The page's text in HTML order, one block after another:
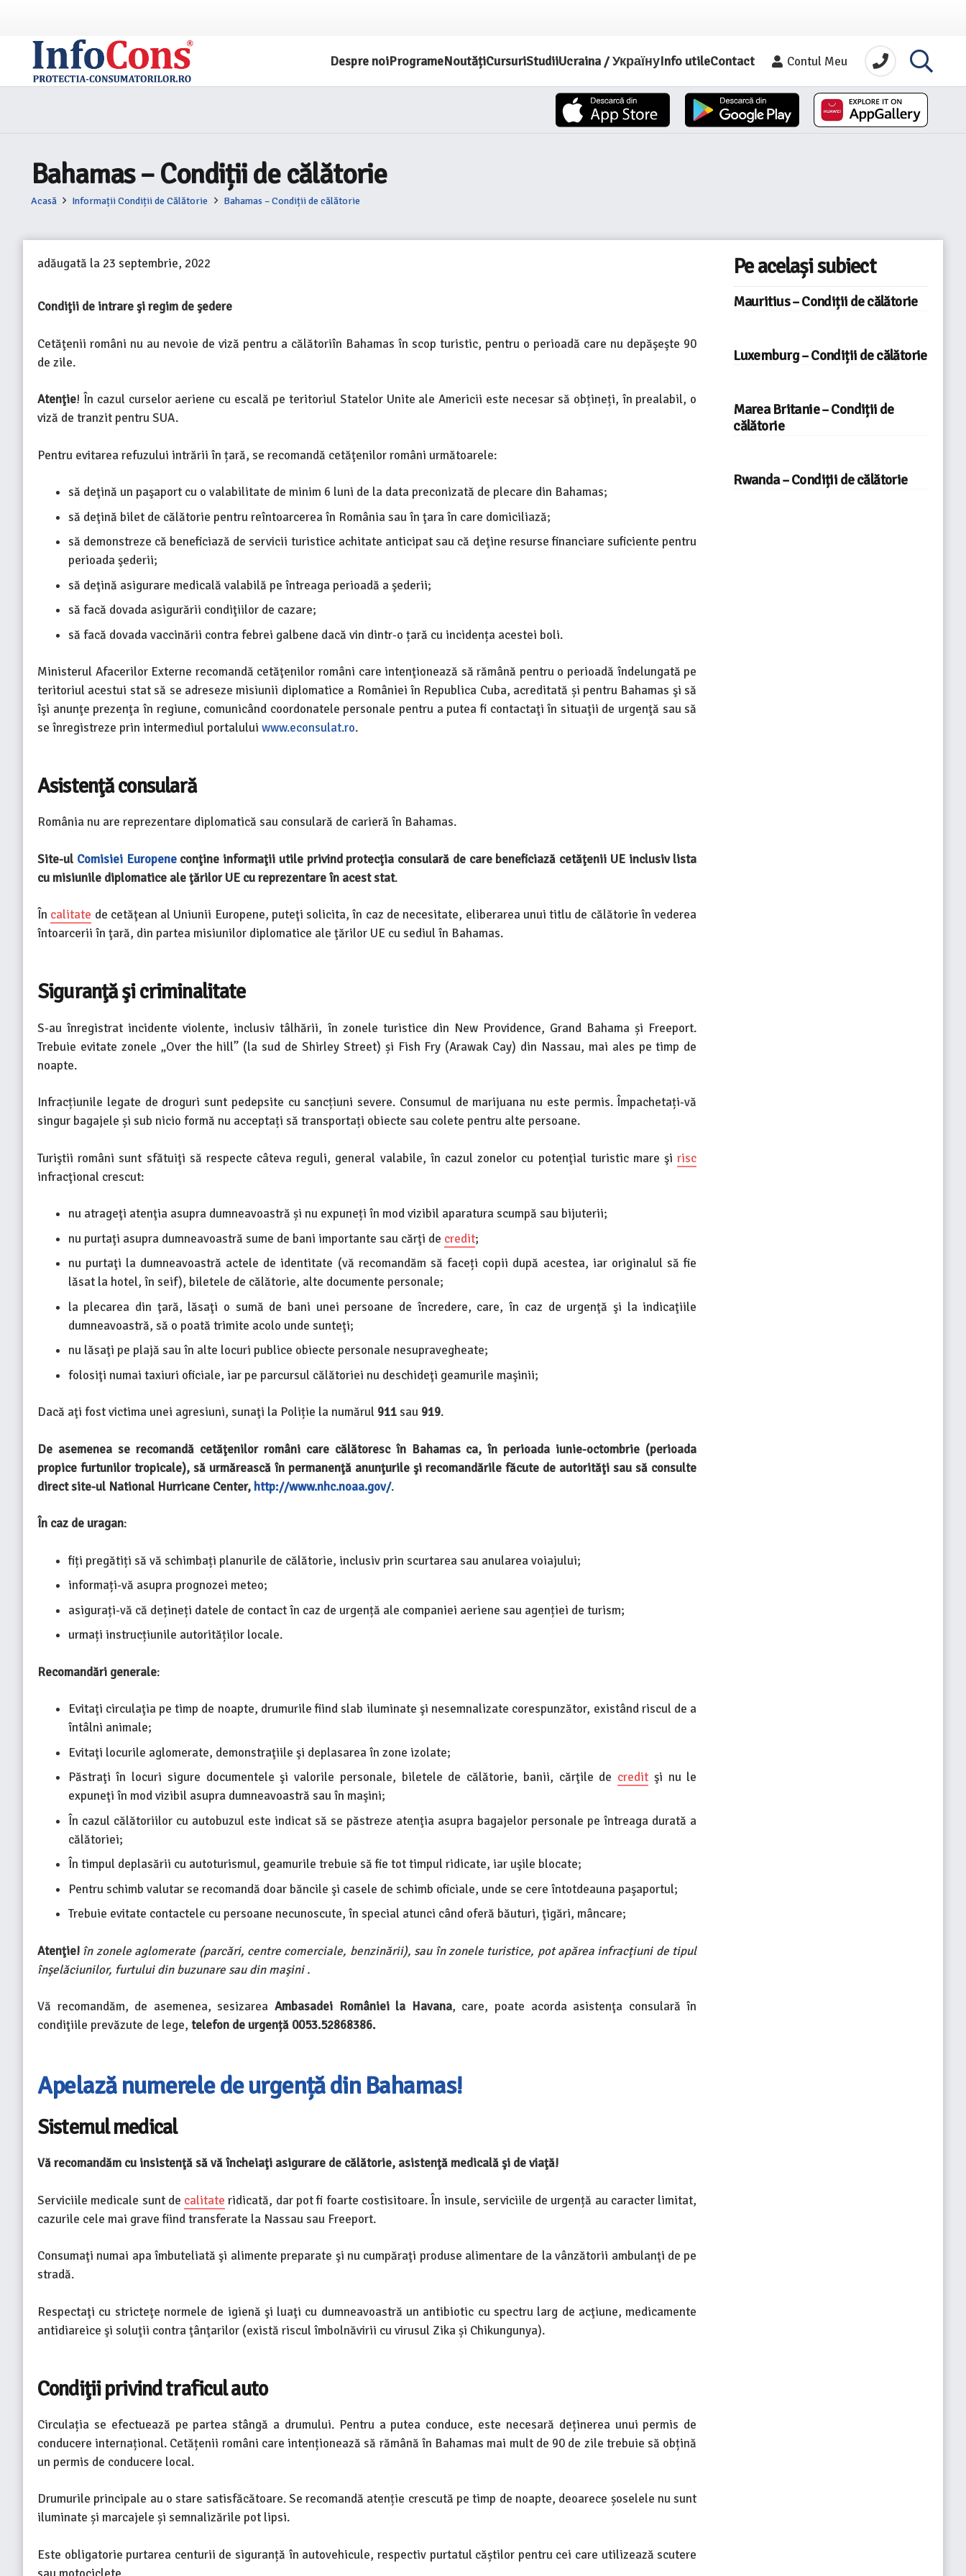
Despre noiProgrameNoutățiCursuriStudiiUcraina / УкраїнуInfo utileContact Contul Meu
Bahamas – Condiții de călătorie
Acasă Informații Condiții de Călătorie Bahamas – Condiții de călătorie
adăugată la 23 septembrie, 2022
Condiţii de intrare şi regim de şedere
Cetăţenii români nu au nevoie de viză pentru a călătoriîn Bahamas în scop turistic, pentru o perioadă care nu depăşeşte 90
de zile.
Atenţie! În cazul curselor aeriene cu escală pe teritoriul Statelor Unite ale Americii este necesar să obțineți, în prealabil, o
viză de tranzit pentru SUA.
Pentru evitarea refuzului intrării în țară, se recomandă cetăţenilor români următoarele:
să deţină un paşaport cu o valabilitate de minim 6 luni de la data preconizată de plecare din Bahamas;
să deţină bilet de călătorie pentru reîntoarcerea în România sau în ţara în care domiciliază;
să demonstreze că beneficiază de servicii turistice achitate anticipat sau că deţine resurse financiare suficiente pentru
perioada şederii;
să deţină asigurare medicală valabilă pe întreaga perioadă a şederii;
să facă dovada asigurării condiţiilor de cazare;
să facă dovada vaccinării contra febrei galbene dacă vin dintr-o țară cu incidența acestei boli.
Ministerul Afacerilor Externe recomandă cetăţenilor români care intenţionează să rămână pentru o perioadă îndelungată pe
teritoriul acestui stat să se adreseze misiunii diplomatice a României în Republica Cuba, acreditată și pentru Bahamas şi să
îşi anunţe prezenţa în regiune, comunicând coordonatele personale pentru a putea fi contactaţi în situaţii de urgenţă sau să
se înregistreze prin intermediul portalului www.econsulat.ro.
Asistenţă consulară
România nu are reprezentare diplomatică sau consulară de carieră în Bahamas.
Site-ul Comisiei Europeneconţine informaţii utile privind protecţia consulară de care beneficiază cetăţenii UE inclusiv lista
cu misiunile diplomatice ale ţărilor UE cu reprezentare în acest stat.
În calitate de cetăţean al Uniunii Europene, puteţi solicita, în caz de necesitate, eliberarea unui titlu de călătorie în vederea
întoarcerii în ţară, din partea misiunilor diplomatice ale ţărilor UE cu sediul în Bahamas.
Siguranţă şi criminalitate
S-au înregistrat incidente violente, inclusiv tâlhării, în zonele turistice din New Providence, Grand Bahama și Freeport.
Trebuie evitate zonele „Over the hill” (la sud de Shirley Street) și Fish Fry (Arawak Cay) din Nassau, mai ales pe timp de
noapte.
Infracțiunile legate de droguri sunt pedepsite cu sancțiuni severe. Consumul de marijuana nu este permis. Împachetați-vă
singur bagajele și sub nicio formă nu acceptați să transportați obiecte sau colete pentru alte persoane.
Turiştii români sunt sfătuiţi să respecte câteva reguli, general valabile, în cazul zonelor cu potenţial turistic mare şirisc
infracţional crescut:
nu atrageţi atenţia asupra dumneavoastră și nu expuneți în mod vizibil aparatura scumpă sau bijuterii;
nu purtaţi asupra dumneavoastră sume de bani importante sau cărţi de credit;
nu purtaţi la dumneavoastră actele de identitate (vă recomandăm să faceți copii după acestea, iar originalul să fie
lăsat la hotel, în seif), biletele de călătorie, alte documente personale;
la plecarea din ţară, lăsaţi o sumă de bani unei persoane de încredere, care, în caz de urgenţă şi la indicaţiile
dumneavoastră, să o poată trimite acolo unde sunteţi;
nu lăsaţi pe plajă sau în alte locuri publice obiecte personale nesupravegheate;
folosiţi numai taxiuri oficiale, iar pe parcursul călătoriei nu deschideţi geamurile maşinii;
Dacă aţi fost victima unei agresiuni, sunaţi la Poliție la numărul 911 sau 919.
De asemenea se recomandă cetăţenilor români care călătoresc în Bahamas ca, în perioada iunie-octombrie (perioada
propice furtunilor tropicale), să urmărească în permanenţă anunţurile şi recomandările făcute de autorităţi sau să consulte
direct site-ul National Hurricane Center, http://www.nhc.noaa.gov/.
În caz de uragan:
fiți pregătiți să vă schimbați planurile de călătorie, inclusiv prin scurtarea sau anularea voiajului;
informați-vă asupra prognozei meteo;
asigurați-vă că dețineți datele de contact în caz de urgență ale companiei aeriene sau agenției de turism;
urmați instrucțiunile autorităților locale.
Recomandări generale:
Evitaţi circulaţia pe timp de noapte, drumurile fiind slab iluminate şi nesemnalizate corespunzător, existând riscul de a
întâlni animale;
Evitaţi locurile aglomerate, demonstraţiile şi deplasarea în zone izolate;
Păstraţi în locuri sigure documentele şi valorile personale, biletele de călătorie, banii, cărţile de credit şi nu le
expuneţi în mod vizibil asupra dumneavoastră sau în maşini;
În cazul călătoriilor cu autobuzul este indicat să se păstreze atenţia asupra bagajelor personale pe întreaga durată a
călătoriei;
În timpul deplasării cu autoturismul, geamurile trebuie să fie tot timpul ridicate, iar uşile blocate;
Pentru schimb valutar se recomandă doar băncile şi casele de schimb oficiale, unde se cere întotdeauna paşaportul;
Trebuie evitate contactele cu persoane necunoscute, în special atunci când oferă băuturi, ţigări, mâncare;
Atenţie! în zonele aglomerate (parcări, centre comerciale, benzinării), sau în zonele turistice, pot apărea infracţiuni de tipul
înşelăciunilor, furtului din buzunare sau din maşini .
Vă recomandăm, de asemenea, sesizarea Ambasadei României la Havana, care, poate acorda asistenţa consulară în
condiţiile prevăzute de lege, telefon de urgență 0053.52868386.
Apelază numerele de urgență din Bahamas!
Sistemul medical
Vă recomandăm cu insistenţă să vă încheiaţi asigurare de călătorie, asistenţă medicală şi de viaţă!
Serviciile medicale sunt de calitate ridicată, dar pot fi foarte costisitoare. În insule, serviciile de urgență au caracter limitat,
cazurile cele mai grave fiind transferate la Nassau sau Freeport.
Consumaţi numai apa îmbuteliată şi alimente preparate şi nu cumpăraţi produse alimentare de la vânzătorii ambulanţi de pe
stradă.
Respectaţi cu stricteţe normele de igienă şi luaţi cu dumneavoastră un antibiotic cu spectru larg de acţiune, medicamente
antidiareice şi soluţii contra ţânţarilor (există riscul îmbolnăvirii cu virusul Zika și Chikungunya).
Condiţii privind traficul auto
Circulația se efectuează pe partea stângă a drumului. Pentru a putea conduce, este necesară deținerea unui permis de
conducere internațional. Cetățenii români care intenționează să rămână în Bahamas mai mult de 90 de zile trebuie să obțină
un permis de conducere local.
Drumurile principale au o stare satisfăcătoare. Se recomandă atenție crescută pe timp de noapte, deoarece șoselele nu sunt
iluminate și marcajele și semnalizările pot lipsi.
Este obligatorie purtarea centurii de siguranță în autovehicule, respectiv purtatul căștilor pentru cei care utilizează scutere
Pe același subiect
Mauritius – Condiții de călătorie
Luxemburg – Condiții de călătorie
Marea Britanie – Condiții de
călătorie
Rwanda – Condiții de călătorie